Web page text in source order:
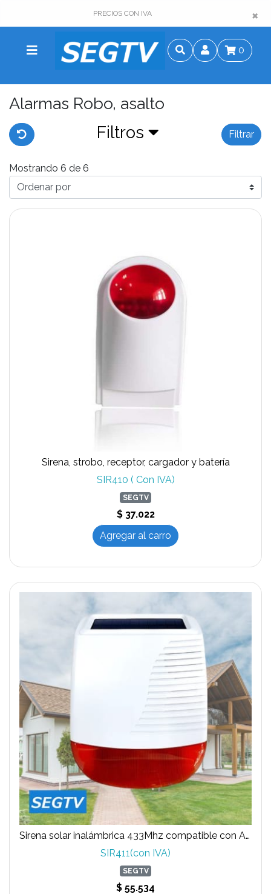
PRECIOS CON IVA ×
×
0
Alarmas Robo, asalto
Filtros Filtrar
Mostrando 6 de 6
Sirena, strobo, receptor, cargador y batería
SIR410 ( Con IVA)
SEGTV
$ 37.022
Agregar al carro
Sirena solar inalámbrica 433Mhz compatible con ALAR408 y ALAR403
SIR411(con IVA)
SEGTV
$ 55.534